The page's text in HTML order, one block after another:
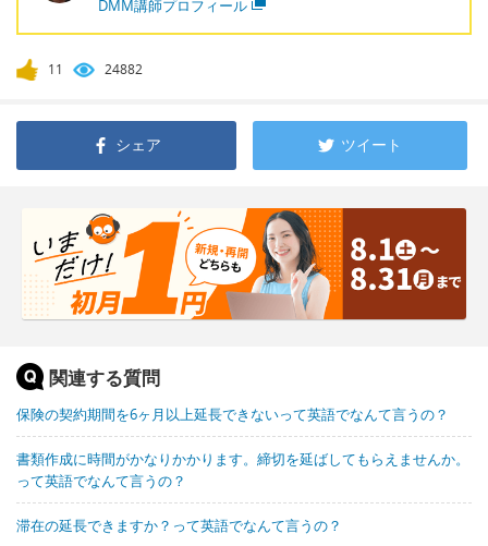
DMM講師プロフィール
11 24882
シェア ツイート
関連する質問
保険の契約期間を6ヶ月以上延長できないって英語でなんて言うの？
書類作成に時間がかなりかかります。締切を延ばしてもらえませんか。
って英語でなんて言うの？
滞在の延長できますか？って英語でなんて言うの？